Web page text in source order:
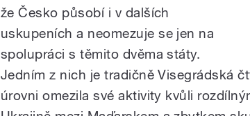
že Česko působí i v dalších
uskupeních a neomezuje se jen na
spolupráci s těmito dvěma státy.
Jedním z nich je tradičně Visegrádská
úrovni omezila své aktivity kvůli